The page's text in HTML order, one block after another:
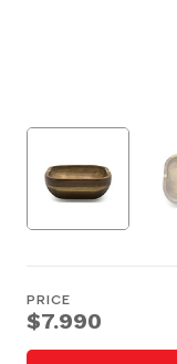
PRICE
$7.990